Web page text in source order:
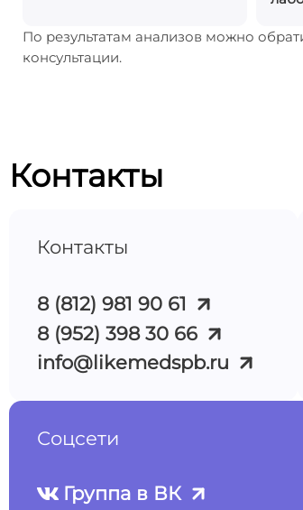
По результатам анализов можно
консультации.
Контакты
Контакты
8 (812) 981 90 61
8 (952) 398 30 66
info@likemedspb.ru
Соцсети
Группа в ВК